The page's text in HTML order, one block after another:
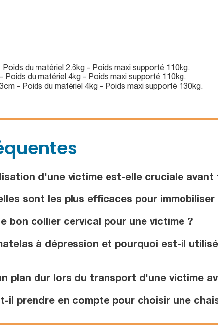
Poids du matériel 2.6kg - Poids maxi supporté 110kg.
Poids du matériel 4kg - Poids maxi supporté 110kg.
- Poids du matériel 4kg - Poids maxi supporté 130kg.
d'une victime est-elle cruciale
sont les plus efficaces pour immobiliser
bon collier cervical pour une victime ?
à dépression et pourquoi est-il
plan dur lors du transport d'une victime
il prendre en compte pour choisir une